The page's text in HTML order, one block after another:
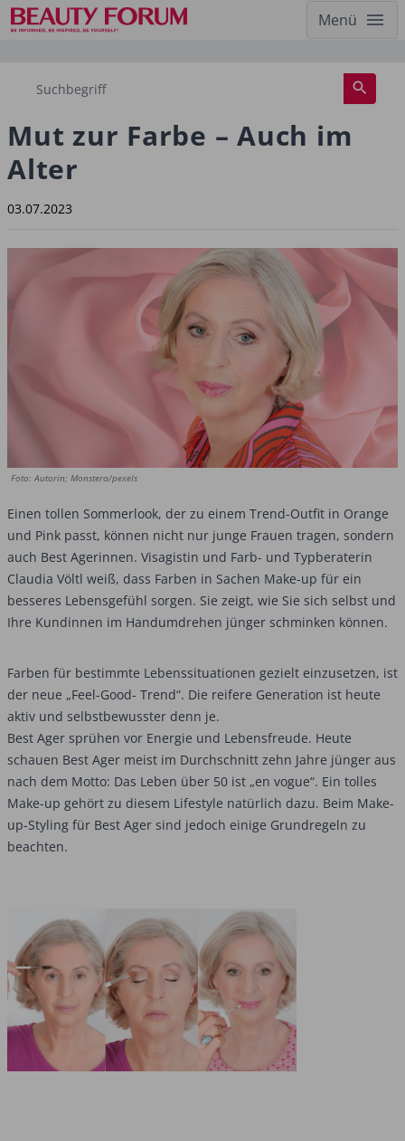
Menü
Mut zur Farbe – Auch im
Alter
03.07.2023
Foto: Autorin; Monstera/pexels
Einen tollen Sommerlook, der zu einem Trend-Outfit in Orange
und Pink passt, können nicht nur junge Frauen tragen, sondern
auch Best Agerinnen. Visagistin und Farb- und Typberaterin
Claudia Völtl weiß, dass Farben in Sachen Make-up für ein
besseres Lebensgefühl sorgen. Sie zeigt, wie Sie sich selbst und
Ihre Kundinnen im Handumdrehen jünger schminken können.
Farben für bestimmte Lebenssituationen gezielt einzusetzen, ist
der neue „Feel-Good- Trend“. Die reifere Generation ist heute
aktiv und selbstbewusster denn je.
Best Ager sprühen vor Energie und Lebensfreude. Heute
schauen Best Ager meist im Durchschnitt zehn Jahre jünger aus
nach dem Motto: Das Leben über 50 ist „en vogue“. Ein tolles
Make-up gehört zu diesem Lifestyle natürlich dazu. Beim Make-
up-Styling für Best Ager sind jedoch einige Grundregeln zu
beachten.